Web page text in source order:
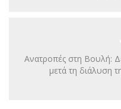
Ανατροπές στη Βουλή:
μετά τη διάλυση